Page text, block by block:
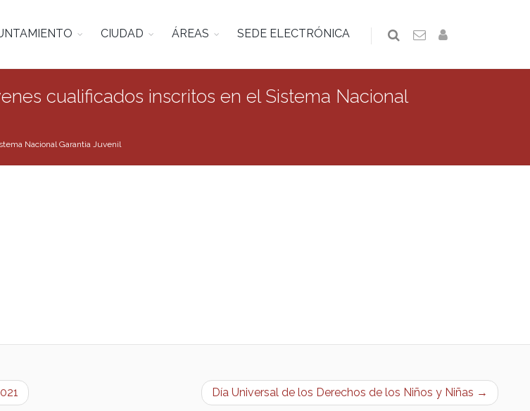
CIUDAD ÁREAS SEDE ELECTRÓNICA
cualificados inscritos en el Sistema Nacional
Nacional Garantia Juvenil
Día Universal de los Derechos de los Niños y Niñas →